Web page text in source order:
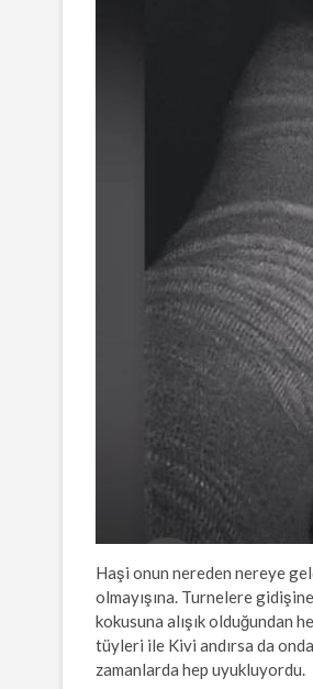
Haşi onun nereden nereye
olmayışına. Turnelere
kokusuna alışık olduğundan
tüyleri ile Kivi andırsa da
zamanlarda hep uyukluyordu.